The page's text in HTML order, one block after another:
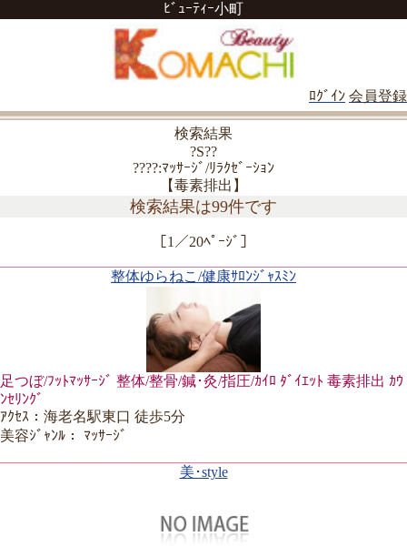
ﾋﾞｭｰﾃｨｰ小町
ﾛｸﾞｲﾝ 会員登録
検索結果
?S??
????:ﾏｯｻｰｼﾞ/ﾘﾗｸｾﾞｰｼｮﾝ
【毒素排出】
検索結果は99件です
［1／20ﾍﾟｰｼﾞ］
整体ゆらねこ/健康ｻﾛﾝｼﾞｬｽﾐﾝ
足つぼ/ﾌｯﾄﾏｯｻｰｼﾞ 整体/整骨/鍼･灸/指圧/ｶｲﾛ ﾀﾞｲｴｯﾄ 毒素排出 ｶｳ
ﾝｾﾘﾝｸﾞ
ｱｸｾｽ：海老名駅東口 徒歩5分
美容ｼﾞｬﾝﾙ： ﾏｯｻｰｼﾞ
美･style